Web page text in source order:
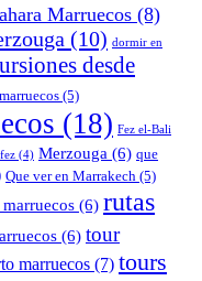
Marruecos (8)
(10) dormir en
desde
(5)
(18) Fez el-Bali
(4) Merzouga (6) que
Que ver en Marrakech (5)
(6) rutas
(6) tour
marruecos (7) tours